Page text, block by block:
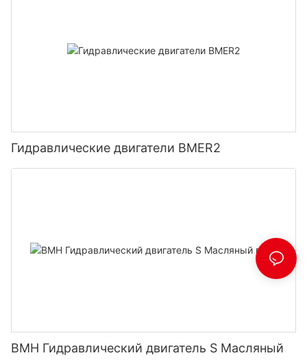
Гидравлические двигатели BMER2
BMH Гидравлический двигатель S Масляный